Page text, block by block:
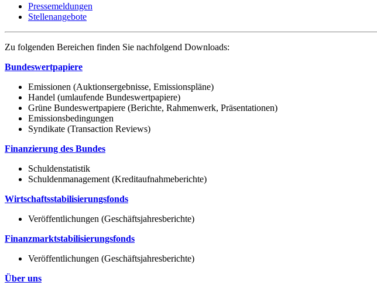
Pressemeldungen
Stellenangebote
Zu folgenden Bereichen finden Sie nachfolgend Downloads:
Bundeswertpapiere
Emissionen (Auktionsergebnisse, Emissionspläne)
Handel (umlaufende Bundeswertpapiere)
Grüne Bundeswertpapiere (Berichte, Rahmenwerk, Präsentationen)
Emissionsbedingungen
Syndikate (Transaction Reviews)
Finanzierung des Bundes
Schuldenstatistik
Schuldenmanagement (Kreditaufnahmeberichte)
Wirtschaftsstabilisierungsfonds
Veröffentlichungen (Geschäftsjahresberichte)
Finanzmarktstabilisierungsfonds
Veröffentlichungen (Geschäftsjahresberichte)
Über uns